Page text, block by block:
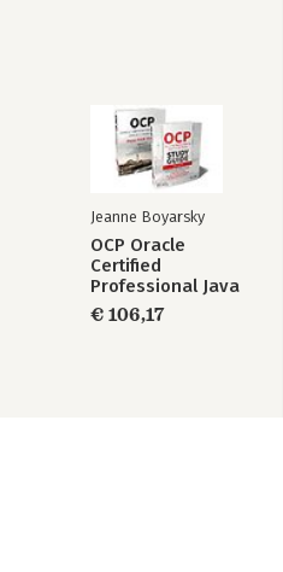
Jeanne Boyarsky
OCP Oracle
Certified
Professional Java
SE 17 Developer
Certification Kit:
€ 106,17